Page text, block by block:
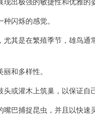
闪烁的感觉。
其是在繁殖季节，雄鸟通
和多样性。
灌木上筑巢，以保证自
捕捉昆虫，并且以快速